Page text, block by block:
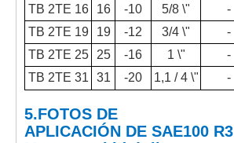
TB 2TE 16
16 -10 5/8 \" -
TB 2TE 19
19 -12 3/4 \" -
TB 2TE 25
25 -16 1 \" -
TB 2TE 31
31 -20 1,1 / 4 \" -
5.FOTOS DE
APLICACIÓN DE SAE100 R3